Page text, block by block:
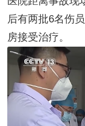
后有两批6名伤
房接受治疗。